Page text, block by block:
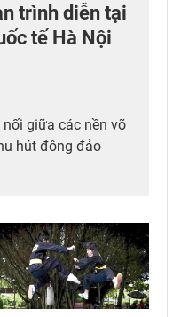
trình diễn tại
tế Hà Nội
giữa các nền võ
hút đông đảo